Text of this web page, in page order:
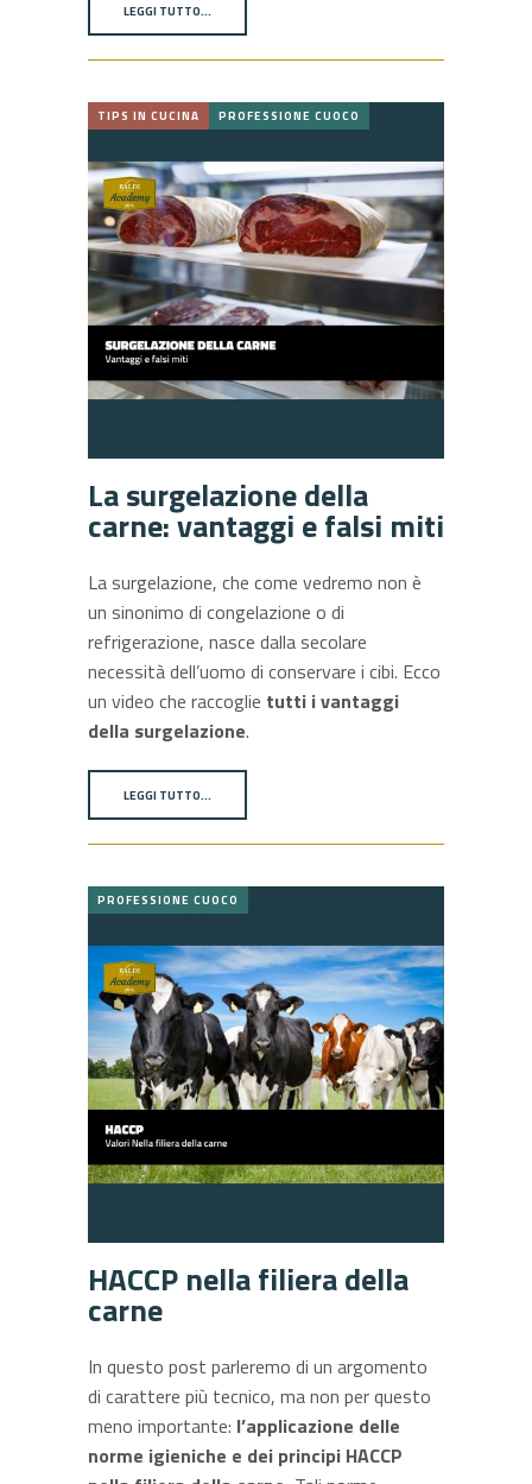
LEGGI TUTTO…
TIPS IN CUCINA PROFESSIONE CUOCO
La surgelazione della
carne: vantaggi e falsi miti
La surgelazione, che come vedremo non è
un sinonimo di congelazione o di
refrigerazione, nasce dalla secolare
necessità dell’uomo di conservare i cibi. Ecco
un video che raccoglie tutti i vantaggi
della surgelazione.
LEGGI TUTTO…
PROFESSIONE CUOCO
HACCP nella filiera della
carne
In questo post parleremo di un argomento
di carattere più tecnico, ma non per questo
meno importante: l’applicazione delle
norme igieniche e dei principi HACCP